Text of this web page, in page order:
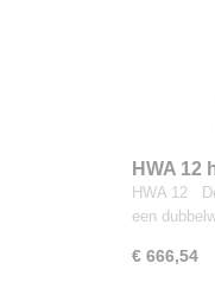
HWA 12
HWA 12
een
€ 666,54